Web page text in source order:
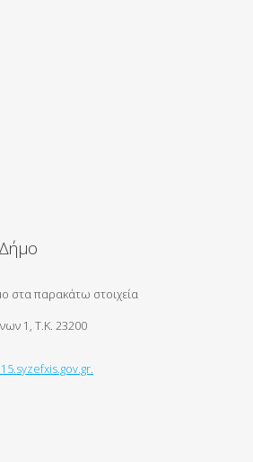
στα παρακάτω στοιχεία
1, Τ.Κ. 23200